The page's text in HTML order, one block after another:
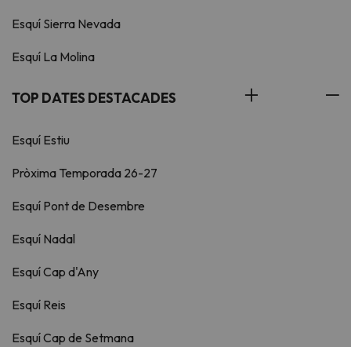
Esquí Sierra Nevada
Esquí La Molina
TOP DATES DESTACADES
Esquí Estiu
Pròxima Temporada 26-27
Esquí Pont de Desembre
Esquí Nadal
Esquí Cap d'Any
Esquí Reis
Esquí Cap de Setmana